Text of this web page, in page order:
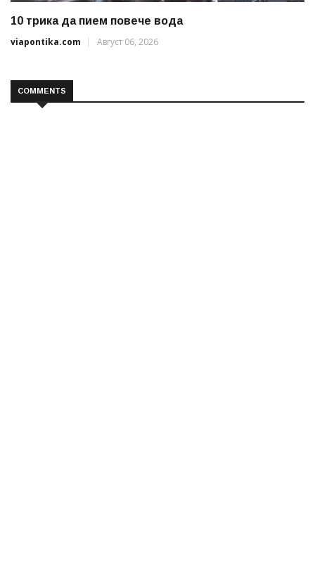
10 трика да пием повече вода
viapontika.com
Август 06, 2026
COMMENTS